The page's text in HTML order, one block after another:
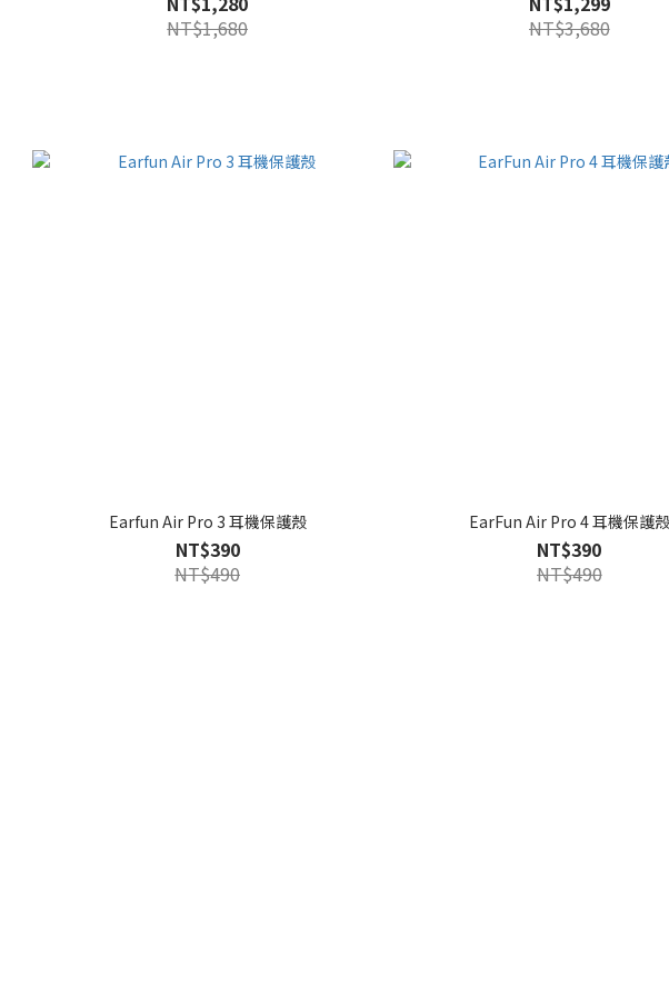
NT$1,680
NT$3,680
Earfun Air Pro 3 耳機保護殼
NT$390
NT$490
EarFun Air Pro 4 耳機保護殼
NT$390
NT$490